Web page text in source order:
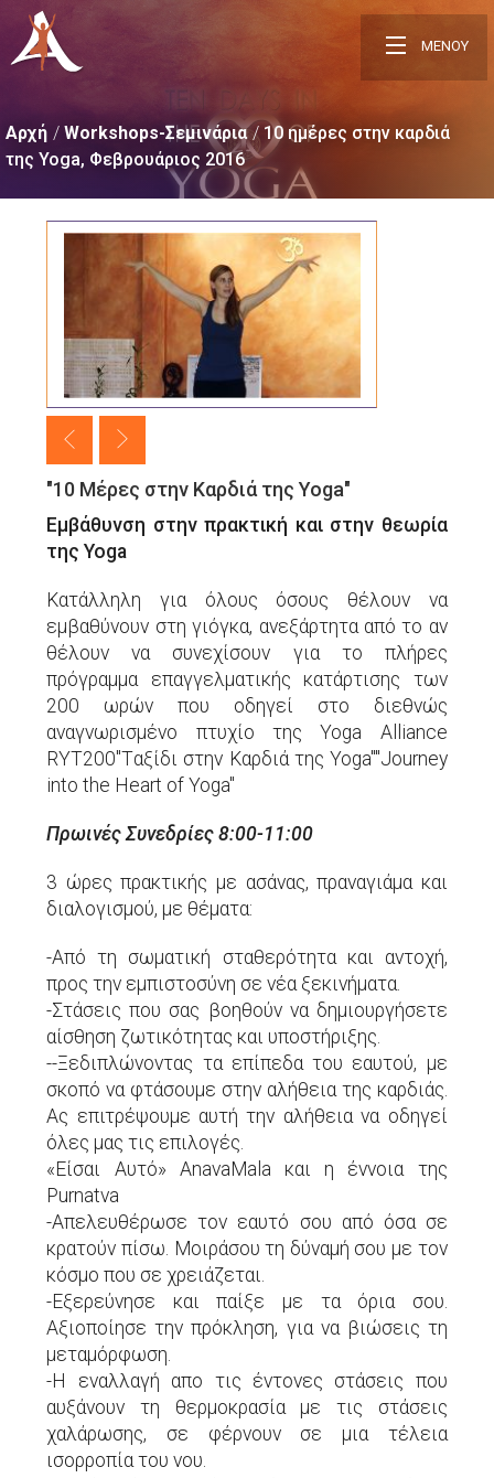
ΜΕΝΟΥ
Αρχή Workshops-Σεμινάρια 10 ημέρες στην καρδιά
της Yoga, Φεβρουάριος 2016
"10 Μέρες στην Kαρδιά της Yoga"
Εμβάθυνση στην πρακτική και στην θεωρία
της Yoga
Κατάλληλη για όλους όσους θέλουν να
εμβαθύνουν στη γιόγκα, ανεξάρτητα από το αν
θέλουν να συνεχίσουν για τo πλήρες
πρόγραμμα επαγγελματικής κατάρτισης των
200 ωρών που οδηγεί στο διεθνώς
αναγνωρισμένο πτυχίο της Yoga Alliance
RYT200"Tαξίδι στην Καρδιά της Yoga""Journey
into the Heart of Yoga"
Πρωινές Συνεδρίες 8:00-11:00
3 ώρες πρακτικής με ασάνας, πραναγιάμα και
διαλογισμού, με θέματα:
-Από τη σωματική σταθερότητα και αντοχή,
προς την εμπιστοσύνη σε νέα ξεκινήματα.
-Στάσεις που σας βοηθούν να δημιουργήσετε
αίσθηση ζωτικότητας και υποστήριξης.
--Ξεδιπλώνοντας τα επίπεδα του εαυτού, με
σκοπό να φτάσουμε στην αλήθεια της καρδιάς.
Ας επιτρέψουμε αυτή την αλήθεια να οδηγεί
όλες μας τις επιλογές.
«Είσαι Αυτό» AnavaMala και η έννοια της
Purnatva
-Απελευθέρωσε τον εαυτό σου από όσα σε
κρατούν πίσω. Μοιράσου τη δύναμή σου με τον
κόσμο που σε χρειάζεται.
-Εξερεύνησε και παίξε με τα όρια σου.
Αξιοποίησε την πρόκληση, για να βιώσεις τη
μεταμόρφωση.
-Η εναλλαγή απο τις έντονες στάσεις που
αυξάνουν τη θερμοκρασία με τις στάσεις
χαλάρωσης, σε φέρνουν σε μια τέλεια
ισορροπία του νου.